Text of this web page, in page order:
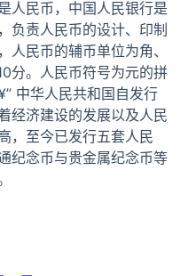
人民币，中国人民银行是
负责人民币的设计、印制
人民币的辅币单位为角、
分。人民币符号为元的拼
中华人民共和国自发行
经济建设的发展以及人民
，至今已发行五套人民
纪念币与贵金属纪念币等